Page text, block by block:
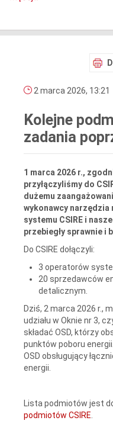
2 marca 2026, 13:21
Kolejne
zadania
1 marca 2026 r.,
przyłączyliśmy do
dużemu
wykonawcy
systemu CSIRE i
przebiegły sprawnie i
Do CSIRE dołączyli:
3 operatorów
20 sprzedawców
detalicznym.
Dziś, 2 marca 2026 r.,
udziału w Oknie nr 3,
składać OSD, którzy
punktów poboru
OSD obsługujący
energii.
Lista podmiotów jest
podmiotów CSIRE